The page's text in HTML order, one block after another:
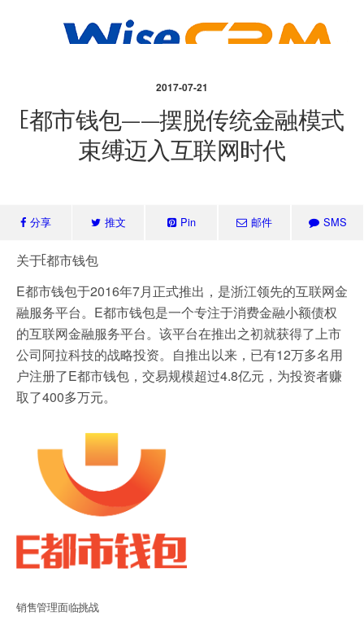
2017-07-21
E都市钱包——摆脱传统金融模式
束缚迈入互联网时代
分享 推文 Pin 邮件 SMS
关于E都市钱包
E都市钱包于2016年7月正式推出，是浙江领先的互联网金
融服务平台。E都市钱包是一个专注于消费金融小额债权
的互联网金融服务平台。该平台在推出之初就获得了上市
公司阿拉科技的战略投资。自推出以来，已有12万多名用
户注册了E都市钱包，交易规模超过4.8亿元，为投资者赚
取了400多万元。
销售管理面临挑战